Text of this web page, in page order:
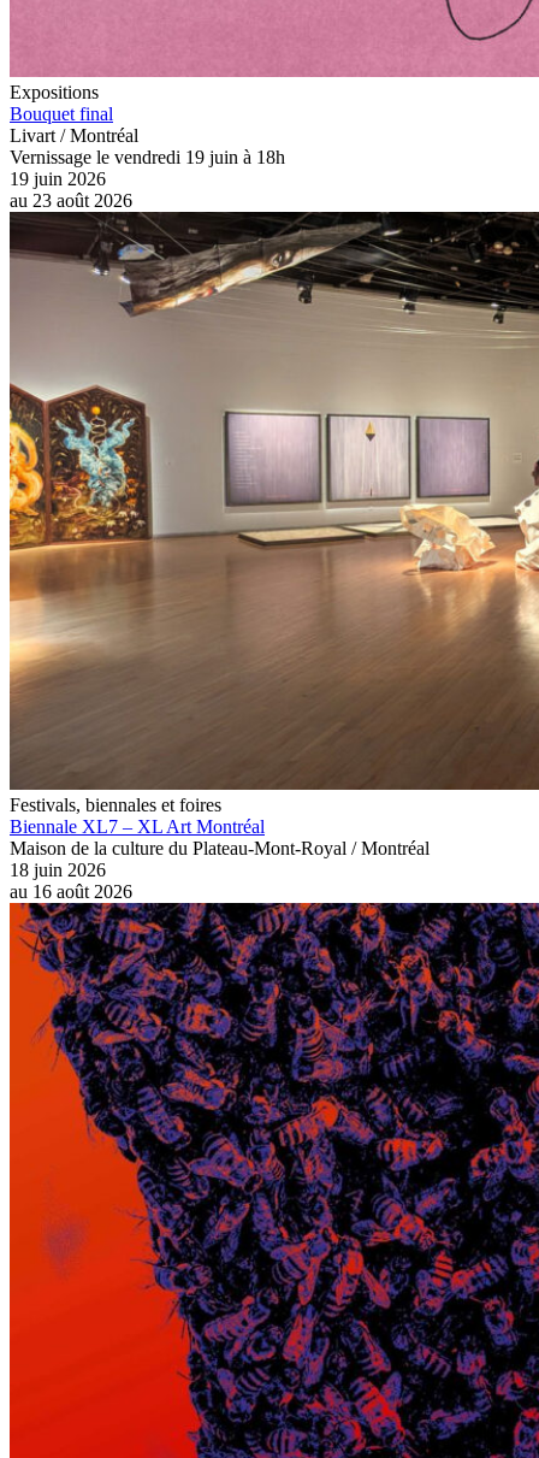
Expositions
Bouquet final
Livart / Montréal
Vernissage le vendredi 19 juin à 18h
19 juin 2026
au 23 août 2026
Festivals, biennales et foires
Biennale XL7 – XL Art Montréal
Maison de la culture du Plateau-Mont-Royal / Montréal
18 juin 2026
au 16 août 2026